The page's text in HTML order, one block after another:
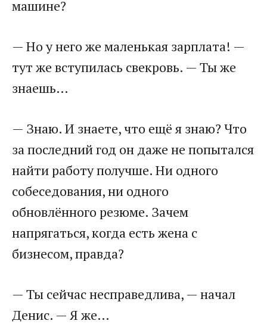
машине?
— Но у него же маленькая зарплата! —
тут же вступилась свекровь. — Ты же
знаешь…
— Знаю. И знаете, что ещё я знаю? Что
за последний год он даже не попытался
найти работу получше. Ни одного
собеседования, ни одного
обновлённого резюме. Зачем
напрягаться, когда есть жена с
бизнесом, правда?
— Ты сейчас несправедлива, — начал
Денис. — Я же…